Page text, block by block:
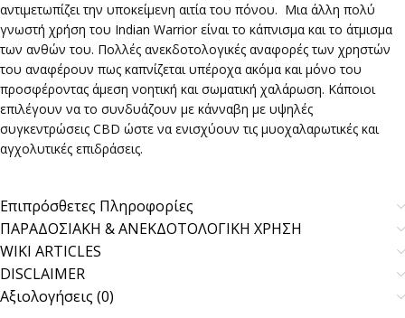
αντιμετωπίζει την υποκείμενη αιτία του πόνου. Μια άλλη πολύ
γνωστή χρήση του Indian Warrior είναι το κάπνισμα και το άτμισμα
των ανθών του. Πολλές ανεκδοτολογικές αναφορές των χρηστών
του αναφέρουν πως καπνίζεται υπέροχα ακόμα και μόνο του
προσφέροντας άμεση νοητική και σωματική χαλάρωση. Κάποιοι
επιλέγουν να το συνδυάζουν με κάνναβη με υψηλές
συγκεντρώσεις CBD ώστε να ενισχύουν τις μυοχαλαρωτικές και
αγχολυτικές επιδράσεις.
Επιπρόσθετες Πληροφορίες
ΠΑΡΑΔΟΣΙΑΚΗ & ΑΝΕΚΔΟΤΟΛΟΓΙΚΗ ΧΡΗΣΗ
WIKI ARTICLES
DISCLAIMER
Αξιολογήσεις (0)